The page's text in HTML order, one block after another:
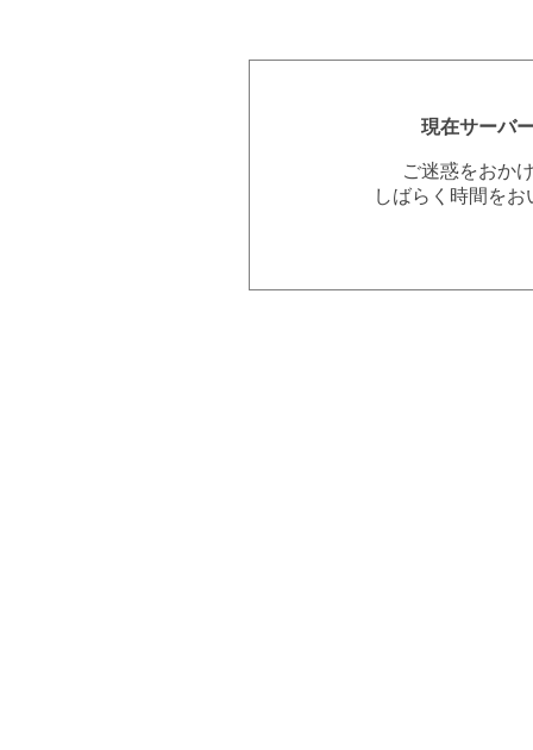
現在サーバ
ご迷惑をおか
しばらく時間を